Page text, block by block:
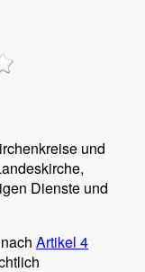
und
Dienste und
Artikel 4